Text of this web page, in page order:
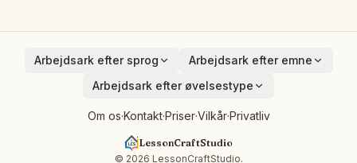
Arbejdsark efter sprog Arbejdsark efter emne
Dyr
Frugter
Fugle
Rundt i huset
Arbejdsark efter øvelsestype
Addition
Kryptogram
Om os·Kontakt·Priser·Vilkår·Privatliv
LessonCraftStudio
© 2026 LessonCraftStudio.